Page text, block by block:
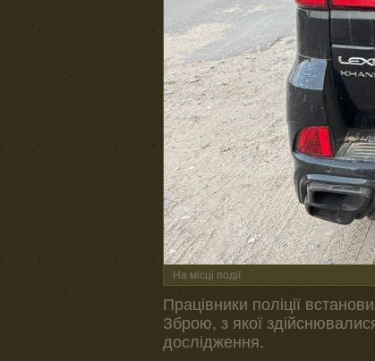
На місці події
Працівники поліції
Зброю, з якої
дослідження.